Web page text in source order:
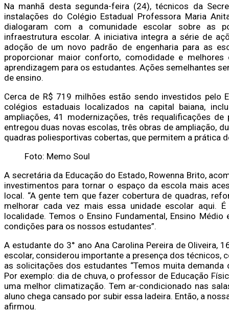
Na manhã desta segunda-feira (24), técnicos da
instalações do Colégio Estadual Professora Maria
dialogaram com a comunidade escolar sobre as
infraestrutura escolar. A iniciativa integra a série de
adoção de um novo padrão de engenharia para as
proporcionar maior conforto, comodidade e
aprendizagem para os estudantes. Ações semelhantes
de ensino.
Cerca de R$ 719 milhões estão sendo investidos pelo
colégios estaduais localizados na capital baiana,
ampliações, 41 modernizações, três requalificações
entregou duas novas escolas, três obras de ampliação,
quadras poliesportivas cobertas, que permitem a
Foto: Memo Soul
A secretária da Educação do Estado, Rowenna Brito,
investimentos para tornar o espaço da escola mais
local. “A gente tem que fazer cobertura de quadras,
melhorar cada vez mais essa unidade escolar aqui.
localidade. Temos o Ensino Fundamental, Ensino
condições para os nossos estudantes”.
A estudante do 3° ano Ana Carolina Pereira de Oliveira,
escolar, considerou importante a presença dos técnicos,
as solicitações dos estudantes “Temos muita
Por exemplo: dia de chuva, o professor de Educação
uma melhor climatização. Tem ar-condicionado nas
aluno chega cansado por subir essa ladeira. Então, a
afirmou.